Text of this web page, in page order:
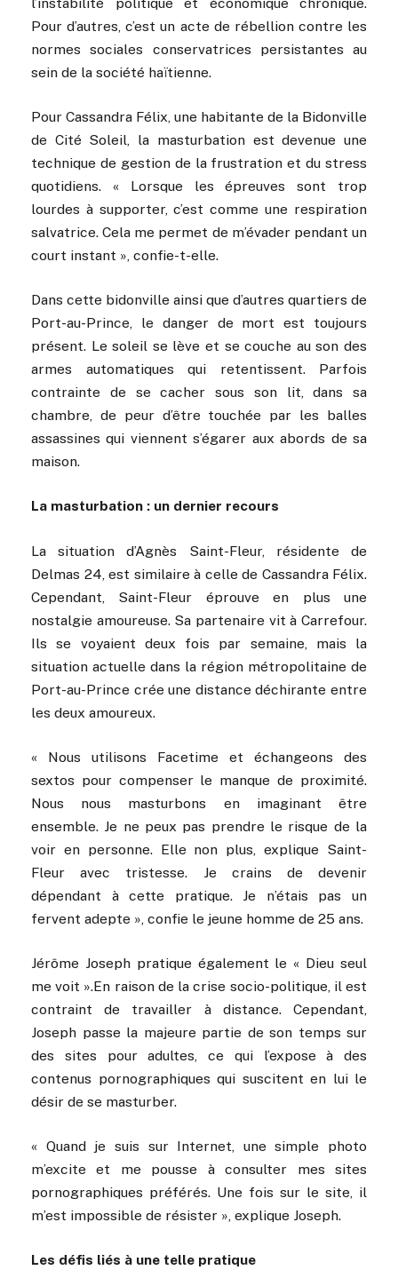
Pour d’autres, c’est un acte de rébellion contre les
normes sociales conservatrices persistantes au
sein de la société haïtienne.
Pour Cassandra Félix, une habitante de la Bidonville
de Cité Soleil, la masturbation est devenue une
technique de gestion de la frustration et du stress
quotidiens. « Lorsque les épreuves sont trop
lourdes à supporter, c’est comme une respiration
salvatrice. Cela me permet de m’évader pendant un
court instant », confie-t-elle.
Dans cette bidonville ainsi que d’autres quartiers de
Port-au-Prince, le danger de mort est toujours
présent. Le soleil se lève et se couche au son des
armes automatiques qui retentissent. Parfois
contrainte de se cacher sous son lit, dans sa
chambre, de peur d’être touchée par les balles
assassines qui viennent s’égarer aux abords de sa
maison.
La masturbation : un dernier recours
La situation d’Agnès Saint-Fleur, résidente de
Delmas 24, est similaire à celle de Cassandra Félix.
Cependant, Saint-Fleur éprouve en plus une
nostalgie amoureuse. Sa partenaire vit à Carrefour.
Ils se voyaient deux fois par semaine, mais la
situation actuelle dans la région métropolitaine de
Port-au-Prince crée une distance déchirante entre
les deux amoureux.
« Nous utilisons Facetime et échangeons des
sextos pour compenser le manque de proximité.
Nous nous masturbons en imaginant être
ensemble. Je ne peux pas prendre le risque de la
voir en personne. Elle non plus, explique Saint-
Fleur avec tristesse. Je crains de devenir
dépendant à cette pratique. Je n’étais pas un
fervent adepte », confie le jeune homme de 25 ans.
Jérôme Joseph pratique également le « Dieu seul
me voit ».En raison de la crise socio-politique, il est
contraint de travailler à distance. Cependant,
Joseph passe la majeure partie de son temps sur
des sites pour adultes, ce qui l’expose à des
contenus pornographiques qui suscitent en lui le
désir de se masturber.
« Quand je suis sur Internet, une simple photo
m’excite et me pousse à consulter mes sites
pornographiques préférés. Une fois sur le site, il
m’est impossible de résister », explique Joseph.
Les défis liés à une telle pratique